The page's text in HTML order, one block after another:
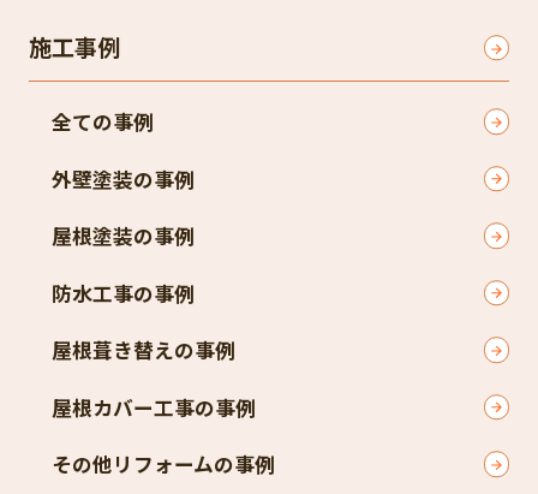
施工事例
全ての事例
外壁塗装の事例
屋根塗装の事例
防水工事の事例
屋根葺き替えの事例
屋根カバー工事の事例
その他リフォームの事例